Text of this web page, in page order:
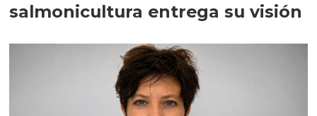
salmonicultura entrega su visión